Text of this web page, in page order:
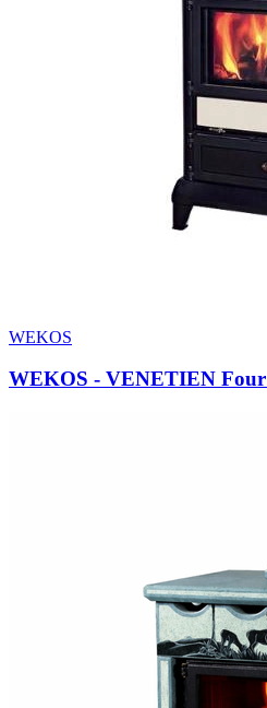
WEKOS
WEKOS - VENETIEN Four